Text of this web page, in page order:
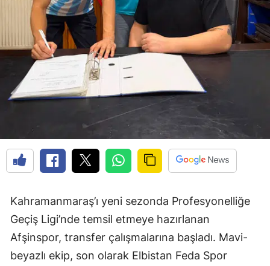
Kahramanmaraş’ı yeni sezonda Profesyonelliğe
Geçiş Ligi’nde temsil etmeye hazırlanan
Afşinspor, transfer çalışmalarına başladı. Mavi-
beyazlı ekip, son olarak Elbistan Feda Spor